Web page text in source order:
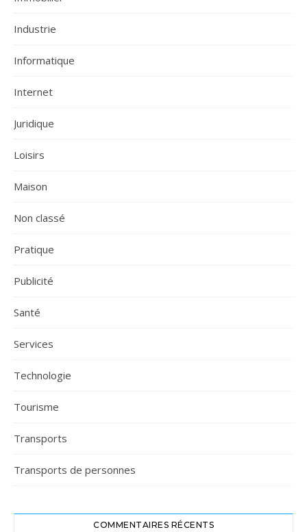
Industrie
Informatique
Internet
Juridique
Loisirs
Maison
Non classé
Pratique
Publicité
Santé
Services
Technologie
Tourisme
Transports
Transports de personnes
COMMENTAIRES RÉCENTS